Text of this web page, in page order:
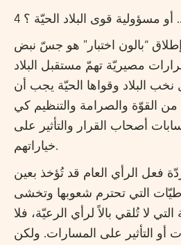
.. أو مسؤولية قوى البلاد الحيّة ؟
“بالون اختبار” هو جسّ نبض
مصيريّة تهمّ مستقبل البلاد
نخب البلاد وقواها الحيّة يجب أن
القوّة والصرامة والتنظيم كي
أصحاب القرار والتأثير على
خياراتهم.
فعل الرأي العام قد تُؤخذ بعين
التي تحترم شعوبها وتخشى
لا تُلقي بالاً لرأي الرعيّة، فلا
أو التأثير على المسارات. ولكن